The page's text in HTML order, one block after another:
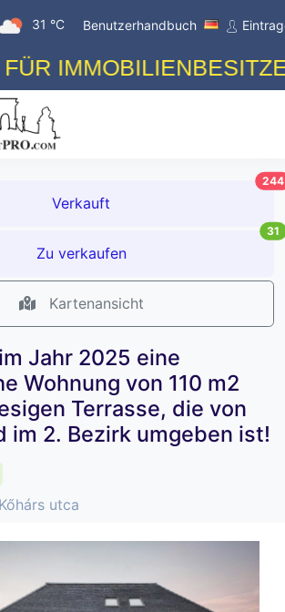
31 °C Benutzerhandbuch
Verkauft
244
Zu verkaufen
31
Kartenansicht
Jahr 2025 eine
Wohnung von 110 m2
Terrasse, die von
im 2. Bezirk umgeben ist!
utca